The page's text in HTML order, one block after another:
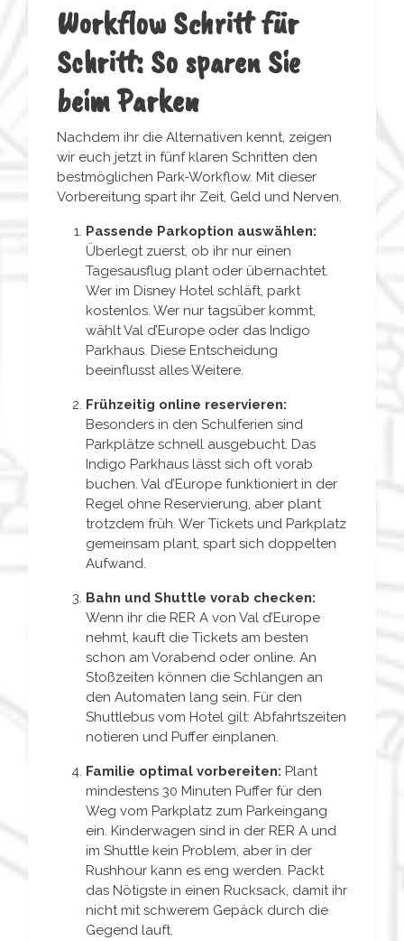
Workflow Schritt für
Schritt: So sparen Sie
beim Parken
Nachdem ihr die Alternativen kennt, zeigen
wir euch jetzt in fünf klaren Schritten den
bestmöglichen Park-Workflow. Mit dieser
Vorbereitung spart ihr Zeit, Geld und Nerven.
Passende Parkoption auswählen:
Überlegt zuerst, ob ihr nur einen
Tagesausflug plant oder übernachtet.
Wer im Disney Hotel schläft, parkt
kostenlos. Wer nur tagsüber kommt,
wählt Val d’Europe oder das Indigo
Parkhaus. Diese Entscheidung
beeinflusst alles Weitere.
Frühzeitig online reservieren:
Besonders in den Schulferien sind
Parkplätze schnell ausgebucht. Das
Indigo Parkhaus lässt sich oft vorab
buchen. Val d’Europe funktioniert in der
Regel ohne Reservierung, aber plant
trotzdem früh. Wer Tickets und Parkplatz
gemeinsam plant, spart sich doppelten
Aufwand.
Bahn und Shuttle vorab checken:
Wenn ihr die RER A von Val d’Europe
nehmt, kauft die Tickets am besten
schon am Vorabend oder online. An
Stoßzeiten können die Schlangen an
den Automaten lang sein. Für den
Shuttlebus vom Hotel gilt: Abfahrtszeiten
notieren und Puffer einplanen.
Familie optimal vorbereiten: Plant
mindestens 30 Minuten Puffer für den
Weg vom Parkplatz zum Parkeingang
ein. Kinderwagen sind in der RER A und
im Shuttle kein Problem, aber in der
Rushhour kann es eng werden. Packt
das Nötigste in einen Rucksack, damit ihr
nicht mit schwerem Gepäck durch die
Gegend lauft.